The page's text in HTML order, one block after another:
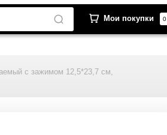
Мои покупки 0
с зажимом 12,5*23,7 см,